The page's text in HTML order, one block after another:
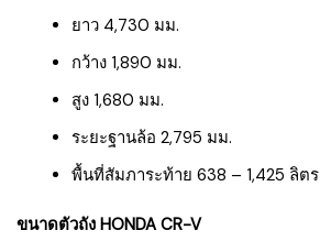
ยาว 4,730 มม.
กว้าง 1,890 มม.
สูง 1,680 มม.
ระยะฐานล้อ 2,795 มม.
พื้นที่สัมภาระท้าย 638 – 1,425 ลิตร
ขนาดตัวถัง HONDA CR-V